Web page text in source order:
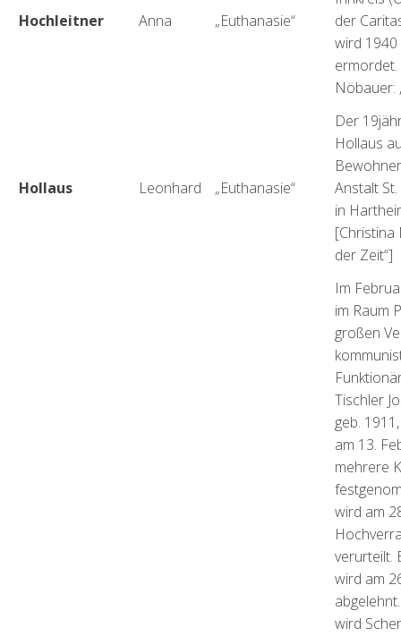
Hochleitner Anna „Euthanasie“
der
wird
Nöbauer:
Hollaus Leonhard „Euthanasie“
Der
Hollaus
Anstalt
in
[Christina
der Zeit“]
Im
im Raum
großen
Tischler
geb.
am 13.
mehrere
wird am
verurteilt.
wird am
wird